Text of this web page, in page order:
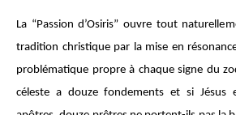
La “Passion d’Osiris” ouvre tout
tradition christique par la mise en
problématique propre à chaque signe du
céleste a douze fondements et si Jésus